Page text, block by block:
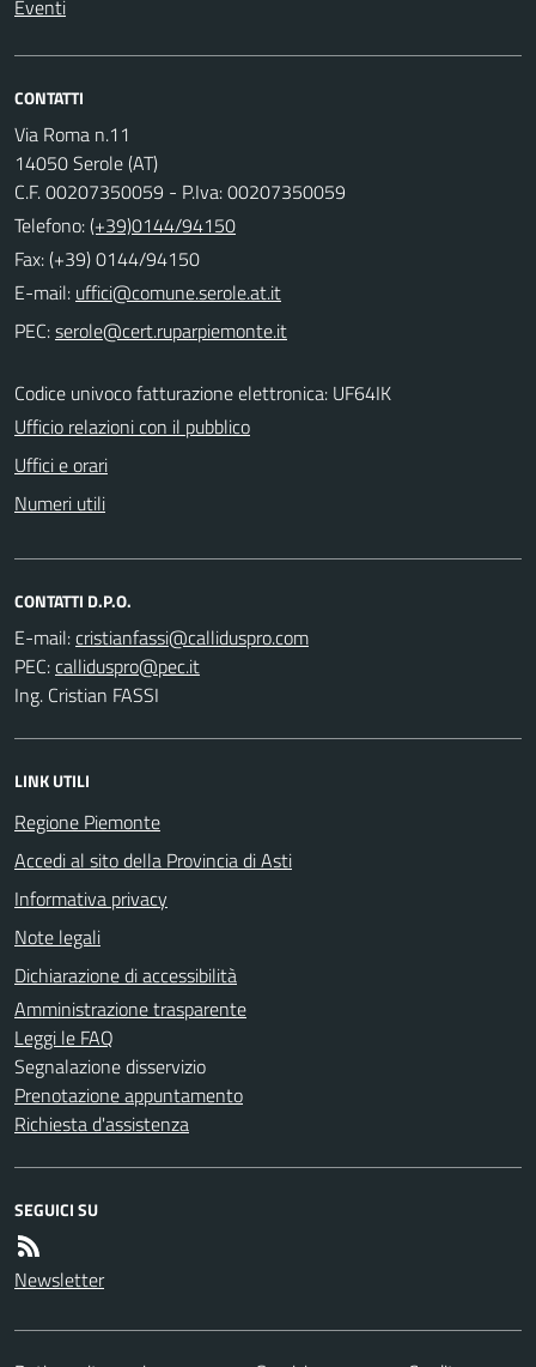
Eventi
CONTATTI
Via Roma n.11
14050 Serole (AT)
C.F. 00207350059 - P.Iva: 00207350059
Telefono:(+39)0144/94150
Fax: (+39) 0144/94150
E-mail:
PEC:
Codice univoco fatturazione elettronica: UF64IK
Ufficio relazioni con il pubblico
Uffici e orari
Numeri utili
CONTATTI D.P.O.
E-mail:
PEC:
Ing. Cristian FASSI
LINK UTILI
Regione Piemonte
Accedi al sito della Provincia di Asti
Informativa privacy
Note legali
Dichiarazione di accessibilità
Amministrazione trasparente
Leggi le FAQ
Segnalazione disservizio
Prenotazione appuntamento
Richiesta d'assistenza
SEGUICI SU
Newsletter